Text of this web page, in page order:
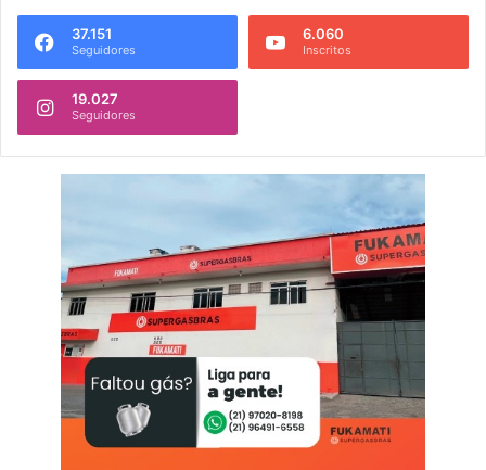
37.151
Seguidores
6.060
Inscritos
19.027
Seguidores